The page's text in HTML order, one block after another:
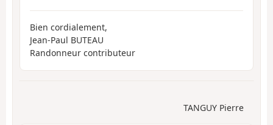
Bien cordialement,
Jean-Paul BUTEAU
Randonneur contributeur
TANGUY Pierre